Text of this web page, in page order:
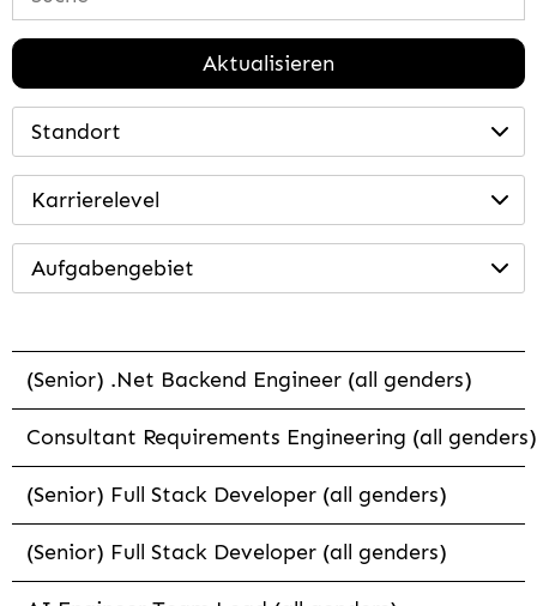
Aktualisieren
Standort
Karrierelevel
Aufgabengebiet
(Senior) .Net Backend Engineer (all genders)
Consultant Requirements Engineering (all genders)
(Senior) Full Stack Developer (all genders)
(Senior) Full Stack Developer (all genders)